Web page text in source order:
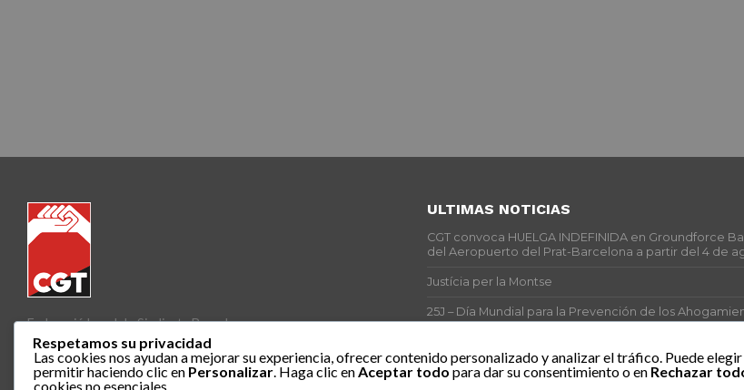
Federació Local de Sindicats Barcelona
ULTIMAS NOTICIAS
CGT convoca HUELGA INDEFINIDA en Groundforce
del Aeropuerto del Prat-Barcelona a partir del 4 de
Justícia per la Montse
25J – Día Mundial para la Prevención de los
Actes centrals 90 aniversari revolució social 1936.
Respetamos su privacidad
Las cookies nos ayudan a mejorar su experiencia, ofrecer contenido personalizado y analizar el tráfico. Puede
permitir haciendo clic en Personalizar. Haga clic enAceptar todopara dar su consentimiento o en Rechazar
cookies no esenciales.